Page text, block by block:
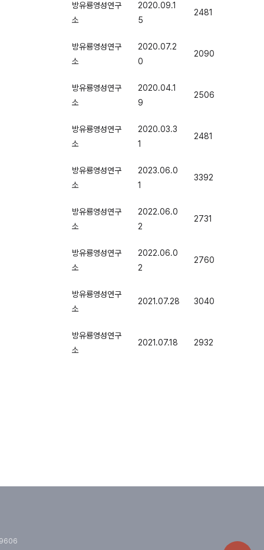
방유룡영성연구
소
2020.09.1
5
2481
방유룡영성연구
소
2020.07.2
0
2090
방유룡영성연구
소
2020.04.1
9
2506
방유룡영성연구
소
2020.03.3
1
2481
방유룡영성연구
소
2023.06.0
1
3392
방유룡영성연구
소
2022.06.0
2
2731
방유룡영성연구
소
2022.06.0
2
2760
방유룡영성연구
소
2021.07.28 3040
방유룡영성연구
소
2021.07.18 2932